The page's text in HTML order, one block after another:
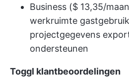
Business ($ 13,35/
werkruimte
projectgegevens
ondersteunen
Toggl klantbeoordelingen